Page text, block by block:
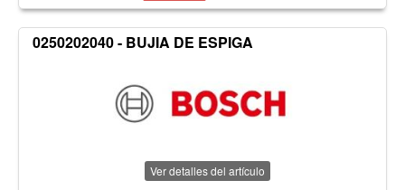
0250202040 - BUJIA DE ESPIGA
Ver detalles del artículo